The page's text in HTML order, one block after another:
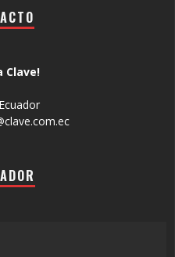
Clave!